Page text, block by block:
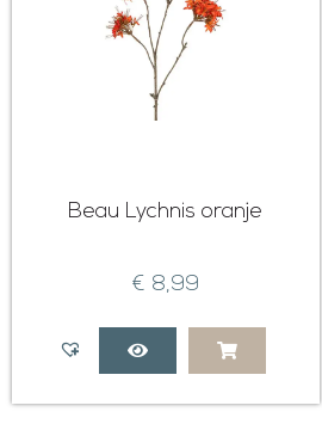
Beau Lychnis oranje
€ 8,99